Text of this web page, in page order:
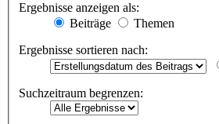
Ergebnisse anzeigen als:
Beiträge
Themen
Ergebnisse sortieren nach:
Suchzeitraum begrenzen: